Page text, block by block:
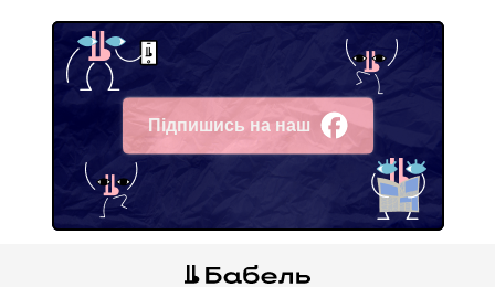
Підпишись на наш
Facebook